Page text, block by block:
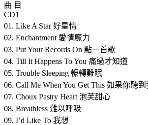
曲 目
CD1
01. Like A Star 好星情
02. Enchantment 愛情魔力
03. Put Your Records On 點一首歌
04. Till It Happens To You 痛過才知道
05. Trouble Sleeping 輾轉難眠
06. Call Me When You Get This 如果你聽
07. Choux Pastry Heart 泡芙甜心
08. Breathless 難以呼吸
09. I’d Like To 我想